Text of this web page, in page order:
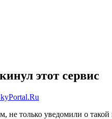
этот сервис
не только уведомили о